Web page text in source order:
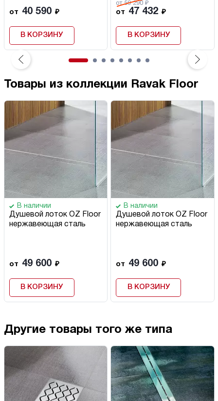
от 40 590 ₽
В КОРЗИНУ
от 59 290 ₽
от 47 432 ₽
В КОРЗИНУ
Товары из коллекции Ravak Floor
В наличии
Душевой лоток OZ Floor
нержавеющая сталь
от 49 600 ₽
В КОРЗИНУ
В наличии
Душевой лоток OZ Floor
нержавеющая сталь
от 49 600 ₽
В КОРЗИНУ
Другие товары того же типа